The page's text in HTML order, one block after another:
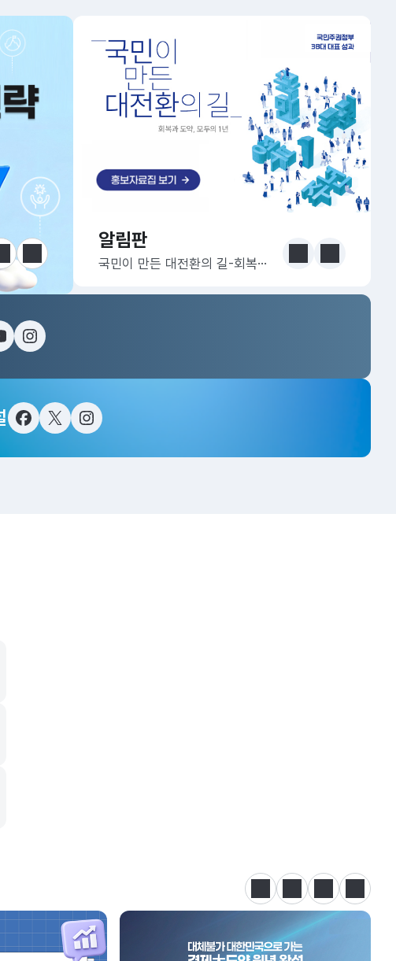
다음 한눈에 보는 정책 더보기
알림판
알림판
국민이 만든 대전환의 길-회복과 도약, 모두의 1년 이전 다음
튜브인스타그램
페이스북트위터(X)인스타그램
정지 이전 다음 카드뉴